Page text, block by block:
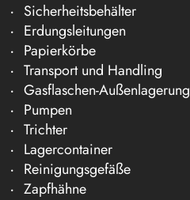
Sicherheitsbehälter
Erdungsleitungen
Papierkörbe
Transport und Handling
Gasflaschen-Außenlagerung
Pumpen
Trichter
Lagercontainer
Reinigungsgefäße
Zapfhähne